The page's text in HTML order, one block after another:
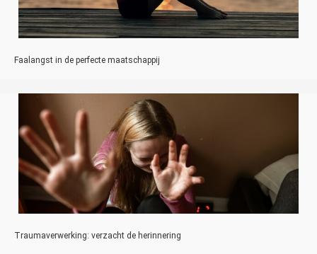
Faalangst in de perfecte maatschappij
Traumaverwerking: verzacht de herinnering